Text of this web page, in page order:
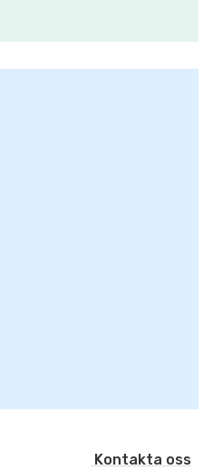
Kontakta oss